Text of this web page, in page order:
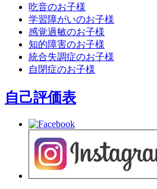
吃音のお子様
学習障がいのお子様
感覚過敏のお子様
知的障害のお子様
統合失調症のお子様
自閉症のお子様
自己評価表